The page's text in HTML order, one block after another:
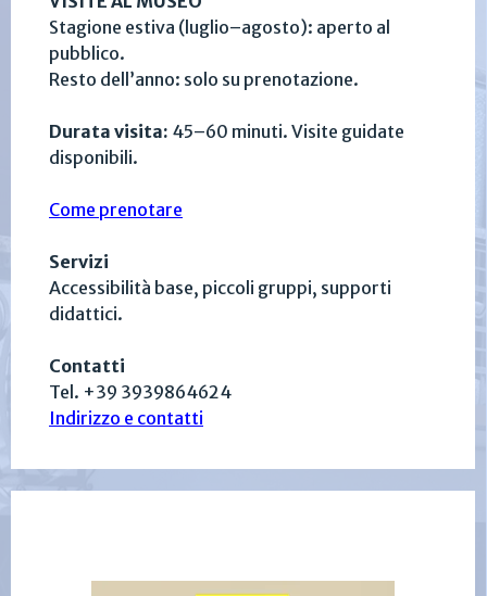
Stagione estiva (luglio–agosto): aperto al
pubblico.
Resto dell’anno: solo su prenotazione.
Durata visita: 45–60 minuti. Visite guidate
disponibili.
Come prenotare
Servizi
Accessibilità base, piccoli gruppi, supporti
didattici.
Contatti
Tel. +39 3939864624
Indirizzo e contatti